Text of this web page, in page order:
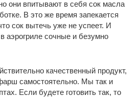
они впитывают в себя сок масла
В это же время запекается
сок вытечь уже не успеет. И
аэрогриле сочные и безумно
качественный продукт,
самостоятельно. Мы так и
Если будете готовить так, то